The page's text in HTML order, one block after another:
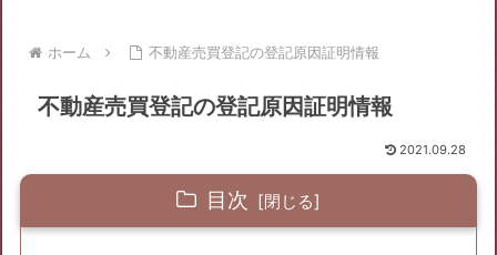
ホーム 不動産売買登記の登記原因証明情報
不動産売買登記の登記原因証明情報
2021.09.28
目次